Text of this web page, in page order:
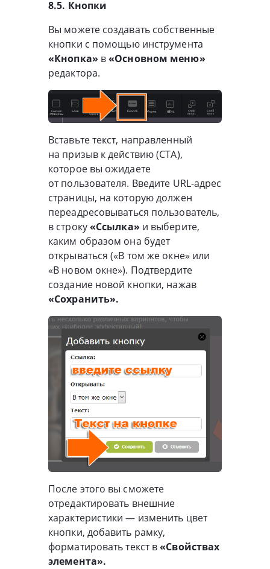
8.5. Кнопки
Вы можете создавать собственные
кнопки с помощью инструмента
«Кнопка» в«Основном меню»
редактора.
Вставьте текст, направленный
на призыв к действию (CTA),
которое вы ожидаете
от пользователя. Введите URL-адрес
страницы, на которую должен
переадресовываться пользователь,
в строку«Ссылка» и выберите,
каким образом она будет
открываться («В том же окне» или
«В новом окне»). Подтвердите
создание новой кнопки, нажав
«Сохранить».
После этого вы сможете
отредактировать внешние
характеристики — изменить цвет
кнопки, добавить рамку,
форматировать текст в«Свойствах
элемента».